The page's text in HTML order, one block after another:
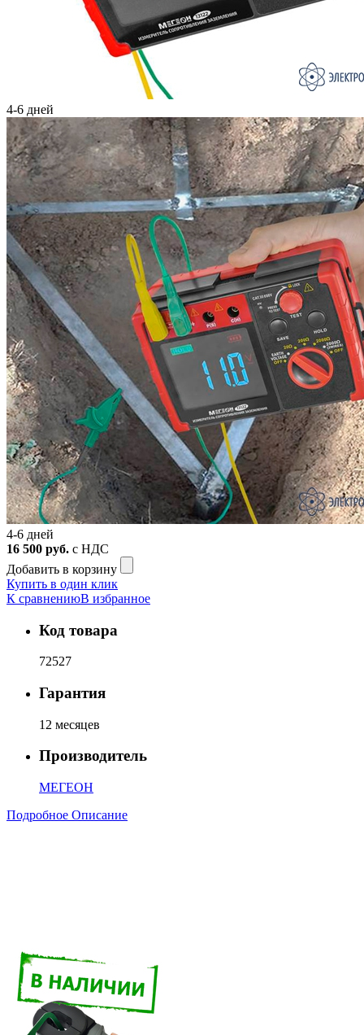
4-6 дней
4-6 дней
16 500 руб. с НДС
Добавить в корзину
Купить в один клик
К сравнениюВ избранное
Код товара
72527
Гарантия
12 месяцев
Производитель
МЕГЕОН
Подробное Описание